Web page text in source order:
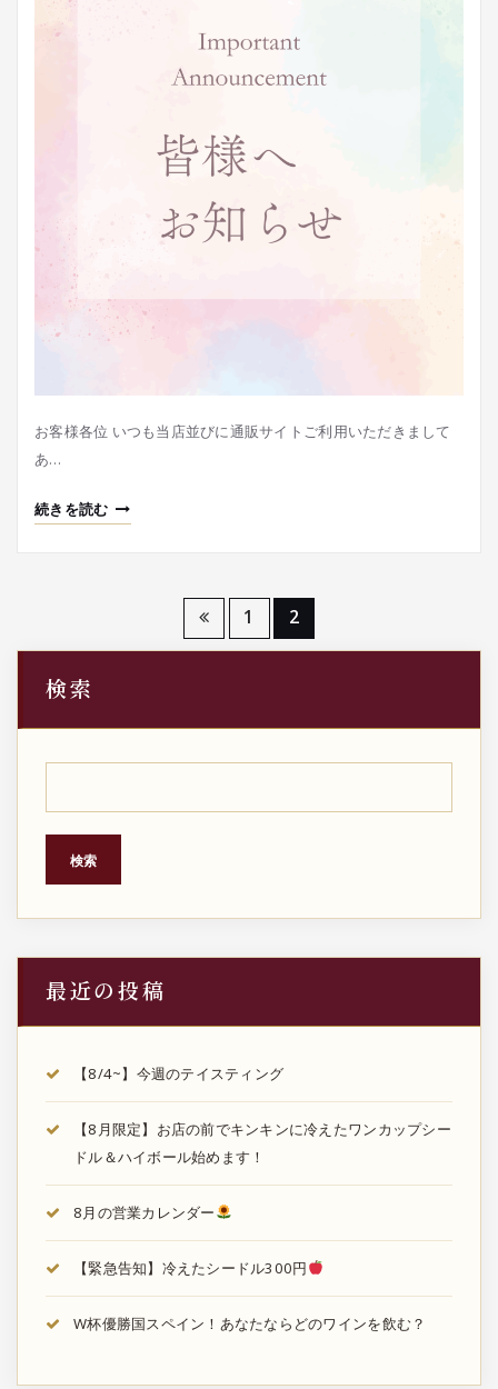
お客様各位 いつも当店並びに通販サイトご利用いただきまして
あ…
続きを読む
稿
ジ
送
り
1 2
検索
検索
最近の投稿
【8/4~】今週のテイスティング
【8月限定】お店の前でキンキンに冷えたワンカップシー
ドル＆ハイボール始めます！
8月の営業カレンダー
【緊急告知】冷えたシードル300円
W杯優勝国スペイン！あなたならどのワインを飲む？